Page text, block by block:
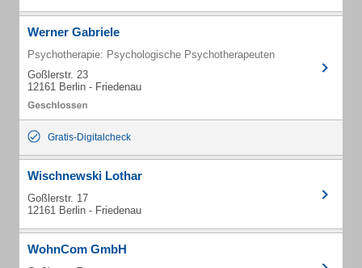
Werner Gabriele
Psychotherapie: Psychologische Psychotherapeuten
Goßlerstr. 23
12161 Berlin - Friedenau
Gratis-Digitalcheck
Wischnewski Lothar
Goßlerstr. 17
12161 Berlin - Friedenau
WohnCom GmbH